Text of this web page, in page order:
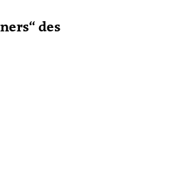
des